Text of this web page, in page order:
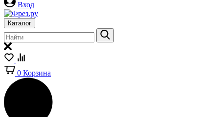
Вход
Каталог
0 Корзина